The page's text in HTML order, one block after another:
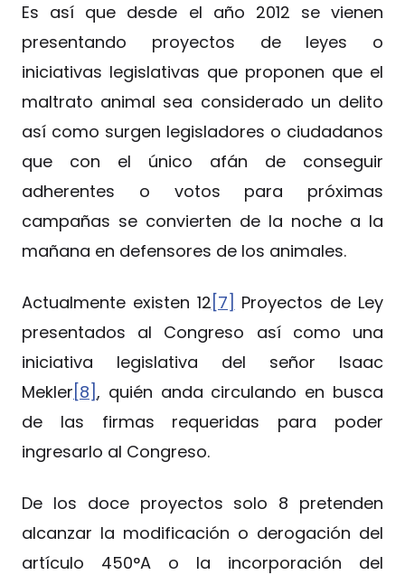
Es así que desde el año 2012 se vienen
presentando proyectos de leyes o
iniciativas legislativas que proponen que el
maltrato animal sea considerado un delito
así como surgen legisladores o ciudadanos
que con el único afán de conseguir
adherentes o votos para próximas
campañas se convierten de la noche a la
mañana en defensores de los animales.
Actualmente existen 12 [7] Proyectos de Ley
presentados al Congreso así como una
iniciativa legislativa del señor Isaac
Mekler [8], quién anda circulando en busca
de las firmas requeridas para poder
ingresarlo al Congreso.
De los doce proyectos solo 8 pretenden
alcanzar la modificación o derogación del
artículo 450°A o la incorporación del